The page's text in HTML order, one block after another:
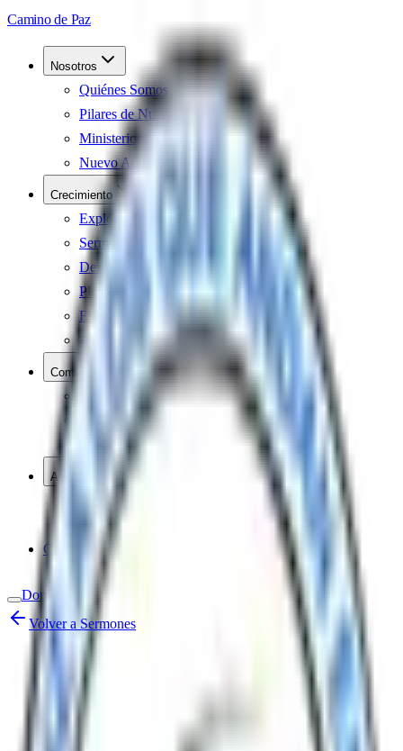
Camino de Paz
Nosotros
Quiénes Somos
Pilares de Nuestra Fe
Ministerios
Nuevo Aquí
Crecimiento
Explorar la Biblia
Sermones
Devocional
Plan de Lectura Anual
Estudios Bíblicos
🎮
Juego Bíblico
Comunidad
Petición de Oración
Muro de Oración
Agenda
Calendario Semanal
Contacto
Donaciones
Volver a Sermones